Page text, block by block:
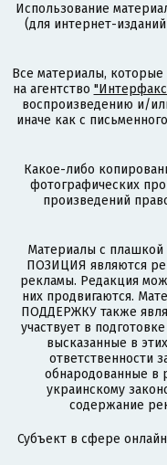
Использование
(для интернет-
Все материалы,
на агентство
воспроизведению и/
иначе как с
Какое-либо
фотографических
произведений
Материалы с
ПОЗИЦИЯ являются
рекламы. Редакция
них продвигаются.
ПОДДЕРЖКУ также
участвует в
высказанные в
ответственности
обнародованные в
украинскому
содержание
Субъект в сфере